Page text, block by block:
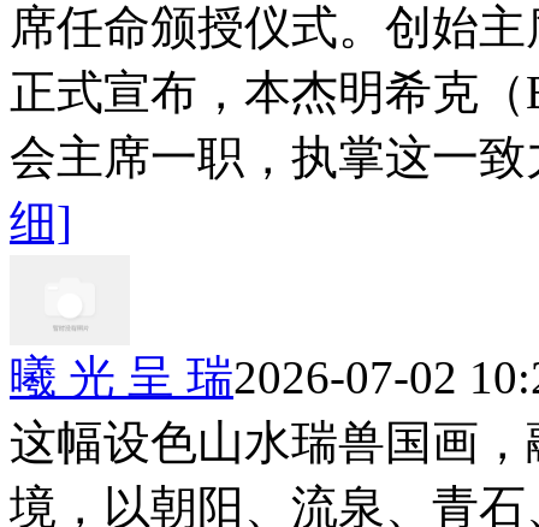
席任命颁授仪式。创始
正式宣布，本杰明希克
会主席一职，执掌这一
细]
曦 光 呈 瑞2026-07-02
这幅设色山水瑞兽国画
境，以朝阳、流泉、青